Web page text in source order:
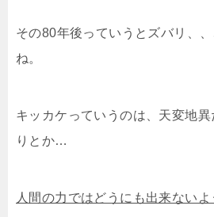
その80年後っていうとズバリ、、
ね。
キッカケっていうのは、天変地
りとか…
人間の力ではどうにも出来ない